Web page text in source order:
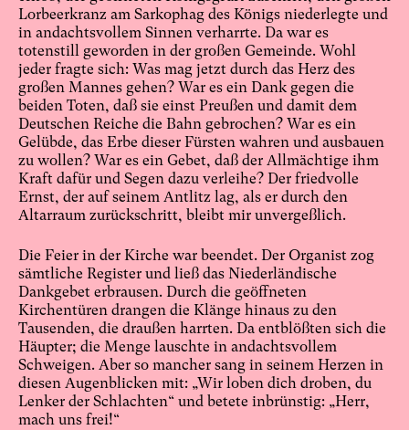
Lorbeerkranz am Sarkophag des Königs niederlegte und
in andachtsvollem Sinnen verharrte. Da war es
totenstill geworden in der großen Gemeinde. Wohl
jeder fragte sich: Was mag jetzt durch das Herz des
großen Mannes gehen? War es ein Dank gegen die
beiden Toten, daß sie einst Preußen und damit dem
Deutschen Reiche die Bahn gebrochen? War es ein
Gelübde, das Erbe dieser Fürsten wahren und ausbauen
zu wollen? War es ein Gebet, daß der Allmächtige ihm
Kraft dafür und Segen dazu verleihe? Der friedvolle
Ernst, der auf seinem Antlitz lag, als er durch den
Altarraum zurückschritt, bleibt mir unvergeßlich.
Die Feier in der Kirche war beendet. Der Organist zog
sämtliche Register und ließ das Niederländische
Dankgebet erbrausen. Durch die geöffneten
Kirchentüren drangen die Klänge hinaus zu den
Tausenden, die draußen harrten. Da entblößten sich die
Häupter; die Menge lauschte in andachtsvollem
Schweigen. Aber so mancher sang in seinem Herzen in
diesen Augenblicken mit: „Wir loben dich droben, du
Lenker der Schlachten“ und betete inbrünstig: „Herr,
mach uns frei!“